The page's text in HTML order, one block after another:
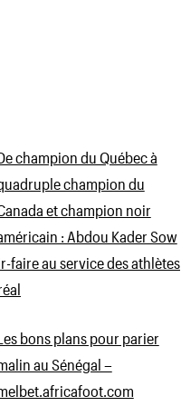
champion du Québec à
champion du
et champion noir
: Abdou Kader Sow
faire au service des athlètes
bons plans pour parier
au Sénégal –